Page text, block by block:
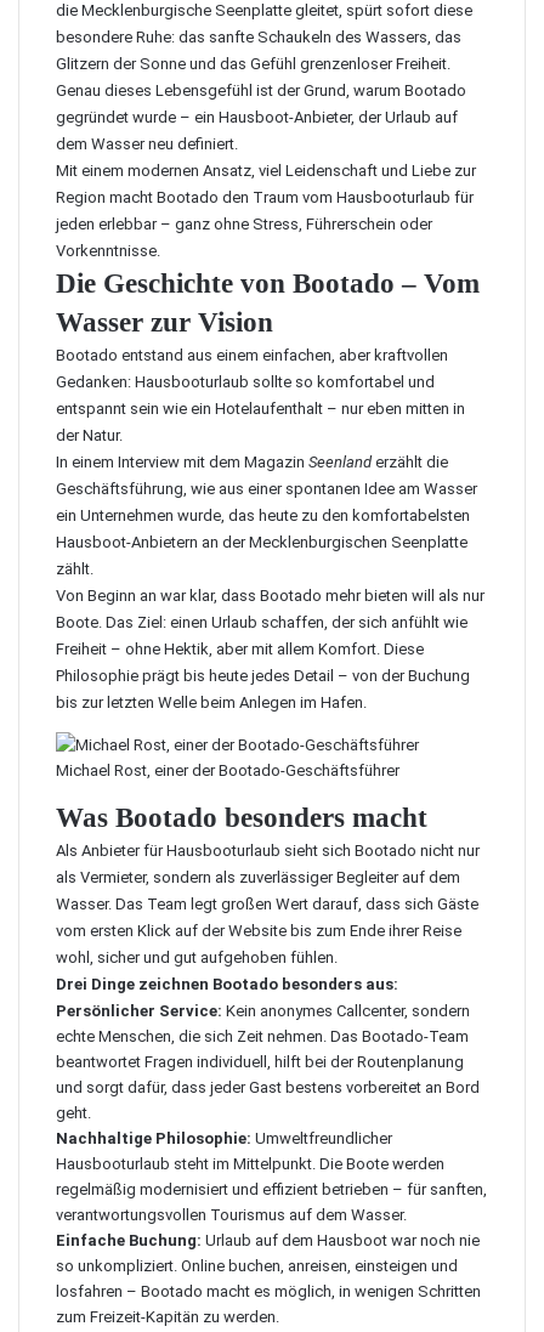
die Mecklenburgische Seenplatte gleitet, spürt sofort diese
besondere Ruhe: das sanfte Schaukeln des Wassers, das
Glitzern der Sonne und das Gefühl grenzenloser Freiheit.
Genau dieses Lebensgefühl ist der Grund, warum Bootado
gegründet wurde – ein Hausboot-Anbieter, der Urlaub auf
dem Wasser neu definiert.
Mit einem modernen Ansatz, viel Leidenschaft und Liebe zur
Region macht Bootado den Traum vom Hausbooturlaub für
jeden erlebbar – ganz ohne Stress, Führerschein oder
Vorkenntnisse.
Die Geschichte von Bootado – Vom
Wasser zur Vision
Bootado entstand aus einem einfachen, aber kraftvollen
Gedanken: Hausbooturlaub sollte so komfortabel und
entspannt sein wie ein Hotelaufenthalt – nur eben mitten in
der Natur.
In einem Interview mit dem Magazin Seenlanderzählt die
Geschäftsführung, wie aus einer spontanen Idee am Wasser
ein Unternehmen wurde, das heute zu den komfortabelsten
Hausboot-Anbietern an der Mecklenburgischen Seenplatte
zählt.
Von Beginn an war klar, dass Bootado mehr bieten will als nur
Boote. Das Ziel: einen Urlaub schaffen, der sich anfühlt wie
Freiheit – ohne Hektik, aber mit allem Komfort. Diese
Philosophie prägt bis heute jedes Detail – von der Buchung
bis zur letzten Welle beim Anlegen im Hafen.
Michael Rost, einer der Bootado-Geschäftsführer
Was Bootado besonders macht
Als Anbieter für Hausbooturlaub sieht sich Bootado nicht nur
als Vermieter, sondern als zuverlässiger Begleiter auf dem
Wasser. Das Team legt großen Wert darauf, dass sich Gäste
vom ersten Klick auf der Website bis zum Ende ihrer Reise
wohl, sicher und gut aufgehoben fühlen.
Drei Dinge zeichnen Bootado besonders aus:
Persönlicher Service: Kein anonymes Callcenter, sondern
echte Menschen, die sich Zeit nehmen. Das Bootado-Team
beantwortet Fragen individuell, hilft bei der Routenplanung
und sorgt dafür, dass jeder Gast bestens vorbereitet an Bord
geht.
Nachhaltige Philosophie: Umweltfreundlicher
Hausbooturlaub steht im Mittelpunkt. Die Boote werden
regelmäßig modernisiert und effizient betrieben – für sanften,
verantwortungsvollen Tourismus auf dem Wasser.
Einfache Buchung: Urlaub auf dem Hausboot war noch nie
so unkompliziert. Online buchen, anreisen, einsteigen und
losfahren – Bootado macht es möglich, in wenigen Schritten
zum Freizeit-Kapitän zu werden.